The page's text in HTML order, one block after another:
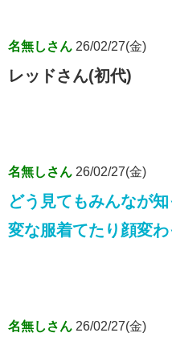
名無しさん 26/02/27(金)
レッドさん(初代)
名無しさん 26/02/27(金)
どう見てもみんなが
変な服着てたり顔変
名無しさん 26/02/27(金)